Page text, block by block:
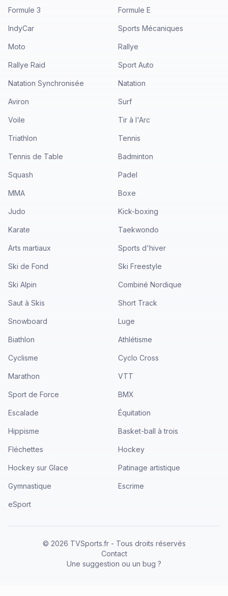
Formule 3 Formule E
IndyCar Sports Mécaniques
Moto Rallye
Rallye Raid Sport Auto
Natation Synchronisée Natation
Aviron Surf
Voile Tir à l'Arc
Triathlon Tennis
Tennis de Table Badminton
Squash Padel
MMA Boxe
Judo Kick-boxing
Karate Taekwondo
Arts martiaux Sports d'hiver
Ski de Fond Ski Freestyle
Ski Alpin Combiné Nordique
Saut à Skis Short Track
Snowboard Luge
Biathlon Athlétisme
Cyclisme Cyclo Cross
Marathon VTT
Sport de Force BMX
Escalade Équitation
Hippisme Basket-ball à trois
Fléchettes Hockey
Hockey sur Glace Patinage artistique
Gymnastique Escrime
eSport
© 2026 TVSports.fr - Tous droits réservés
Contact
Une suggestion ou un bug ?